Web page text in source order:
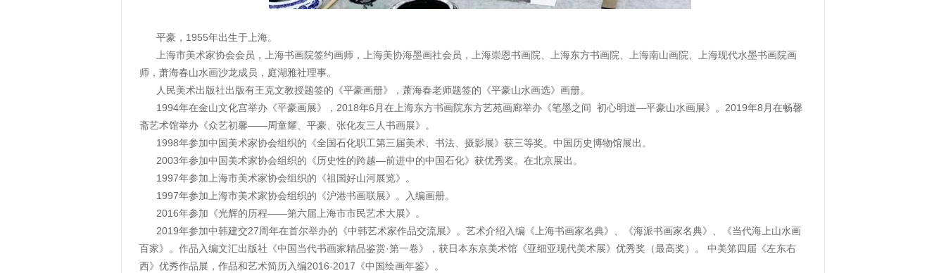
平豪，1955年出生于上海。
上海市美术家协会会员，上海书画院签约画师，上海美协海墨画社会员，上海崇恩书画院、上海东方书画院、上海南山画院、上海现代水墨书画院画
师，萧海春山水画沙龙成员，庭湖雅社理事。
人民美术出版社出版有王克文教授题签的《平豪画册》，萧海春老师题签的《平豪山水画选》画册。
1994年在金山文化宫举办《平豪画展》，2018年6月在上海东方书画院东方艺苑画廊举办《笔墨之间 初心明道—平豪山水画展》。2019年8月在畅馨
斋艺术馆举办《众艺初馨——周童耀、平豪、张化友三人书画展》。
1998年参加中国美术家协会组织的《全国石化职工第三届美术、书法、摄影展》获三等奖。中国历史博物馆展出。
2003年参加中国美术家协会组织的《历史性的跨越—前进中的中国石化》获优秀奖。在北京展出。
1997年参加上海市美术家协会组织的《祖国好山河展览》。
1997年参加上海市美术家协会组织的《沪港书画联展》。入编画册。
2016年参加《光辉的历程——第六届上海市市民艺术大展》。
2019年参加中韩建交27周年在首尔举办的《中韩艺术家作品交流展》。艺术介绍入编《上海书画家名典》、《海派书画家名典》、《当代海上山水画
百家》。作品入编文汇出版社《中国当代书画家精品鉴赏·第一卷》，获日本东京美术馆《亚细亚现代美术展》优秀奖（最高奖）。 中美笫四届《左东右
西》优秀作品展，作品和艺术简历入编2016-2017《中国绘画年鉴》。